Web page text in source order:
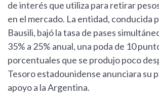
de interés que utiliza para retirar
en el mercado. La entidad, conducida
Bausili, bajó la tasa de pases
35% a 25% anual, una poda de 10
porcentuales que se produjo poco
Tesoro estadounidense anunciara su
apoyo a la Argentina.